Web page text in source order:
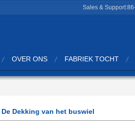
Sales & Support:
OVER ONS FABRIEK TOCHT
De Dekking van het buswiel